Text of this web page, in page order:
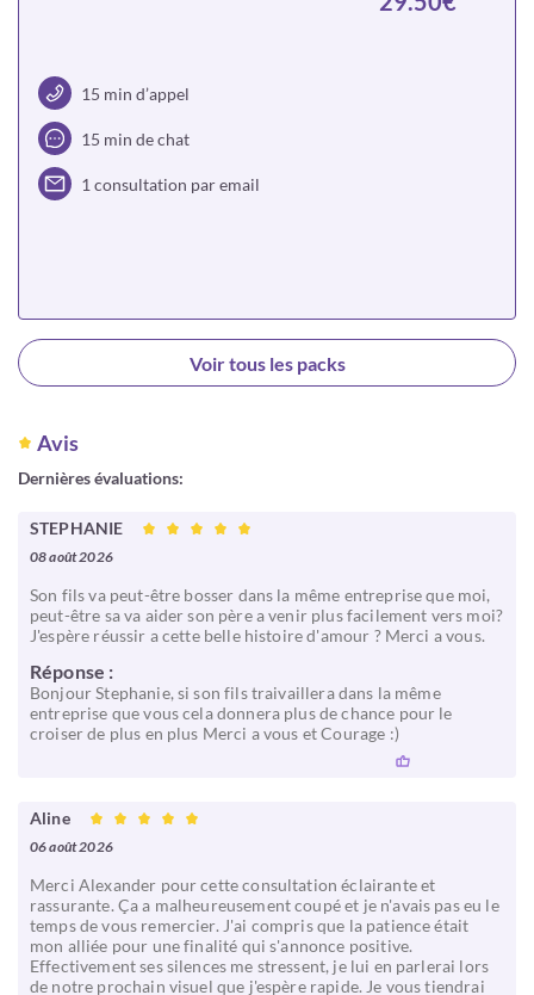
15 min d’appel
15 min de chat
1 consultation par email
Choisir
Voir tous les packs
Avis
Dernières évaluations:
STEPHANIE
08 août 2026
Son fils va peut-être bosser dans la même entreprise que moi,
peut-être sa va aider son père a venir plus facilement vers moi?
J'espère réussir a cette belle histoire d'amour ? Merci a vous.
Réponse :
Bonjour Stephanie, si son fils traivaillera dans la même
entreprise que vous cela donnera plus de chance pour le
croiser de plus en plus Merci a vous et Courage :)
Aline
06 août 2026
Merci Alexander pour cette consultation éclairante et
rassurante. Ça a malheureusement coupé et je n'avais pas eu le
temps de vous remercier. J'ai compris que la patience était
mon alliée pour une finalité qui s'annonce positive.
Effectivement ses silences me stressent, je lui en parlerai lors
de notre prochain visuel que j'espère rapide. Je vous tiendrai